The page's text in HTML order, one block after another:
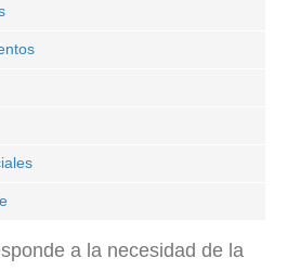
a la necesidad de la